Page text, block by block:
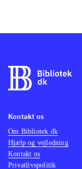
Kontakt os
Om Bibliotek.dk
Hjælp og vejledning
Kontakt os
Privatlivspolitik